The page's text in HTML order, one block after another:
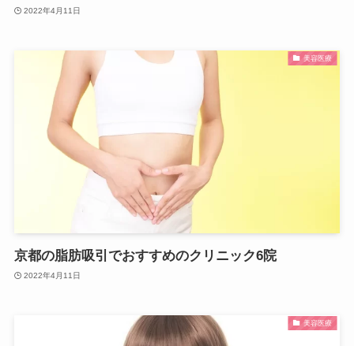
2022年4月11日
美容医療
京都の脂肪吸引でおすすめのクリニック6院
2022年4月11日
美容医療